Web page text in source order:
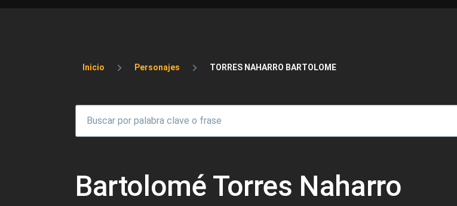
Sobrescribir enlaces de ayuda a la navegación
Inicio Personajes TORRES NAHARRO BARTOLOME
Bartolomé Torres Naharro